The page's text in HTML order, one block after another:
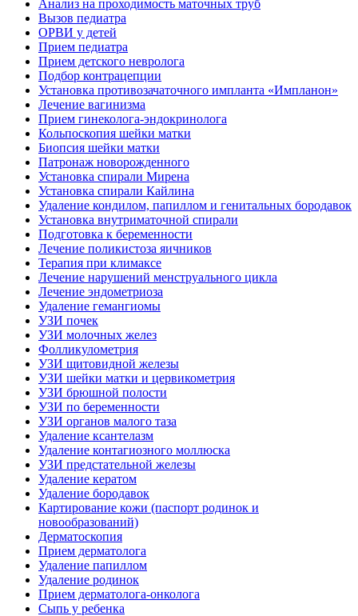
Анализ на проходимость маточных труб
Вызов педиатра
ОРВИ у детей
Прием педиатра
Прием детского невролога
Подбор контрацепции
Установка противозачаточного импланта «Импланон»
Лечение вагинизма
Прием гинеколога-эндокринолога
Кольпоскопия шейки матки
Биопсия шейки матки
Патронаж новорожденного
Установка спирали Мирена
Установка спирали Кайлина
Удаление кондилом, папиллом и генитальных бородавок
Установка внутриматочной спирали
Подготовка к беременности
Лечение поликистоза яичников
Терапия при климаксе
Лечение нарушений менструального цикла
Лечение эндометриоза
Удаление гемангиомы
УЗИ почек
УЗИ молочных желез
Фолликулометрия
УЗИ щитовидной железы
УЗИ шейки матки и цервикометрия
УЗИ брюшной полости
УЗИ по беременности
УЗИ органов малого таза
Удаление ксантелазм
Удаление контагиозного моллюска
УЗИ предстательной железы
Удаление кератом
Удаление бородавок
Картирование кожи (паспорт родинок и
новообразований)
Дерматоскопия
Прием дерматолога
Удаление папиллом
Удаление родинок
Прием дерматолога-онколога
Сыпь у ребенка